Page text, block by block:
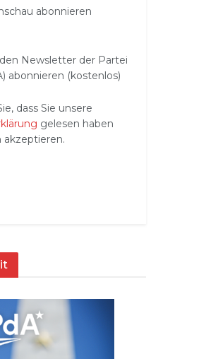
abonnieren
Newsletter der Partei
abonnieren (kostenlos)
dass Sie unsere
gelesen haben
akzeptieren.